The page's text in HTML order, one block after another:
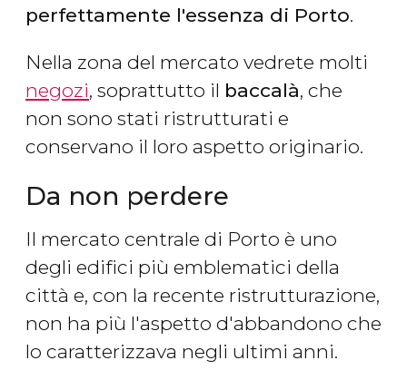
perfettamente l'essenza di Porto.
Nella zona del mercato vedrete molti
negozi, soprattutto il baccalà, che
non sono stati ristrutturati e
conservano il loro aspetto originario.
Da non perdere
Il mercato centrale di Porto è uno
degli edifici più emblematici della
città e, con la recente ristrutturazione,
non ha più l'aspetto d'abbandono che
lo caratterizzava negli ultimi anni.